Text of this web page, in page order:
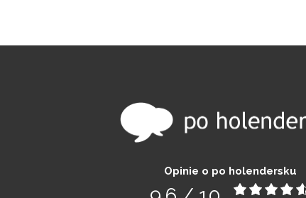
Opinie o po holendersku